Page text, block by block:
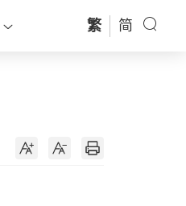
繁 简